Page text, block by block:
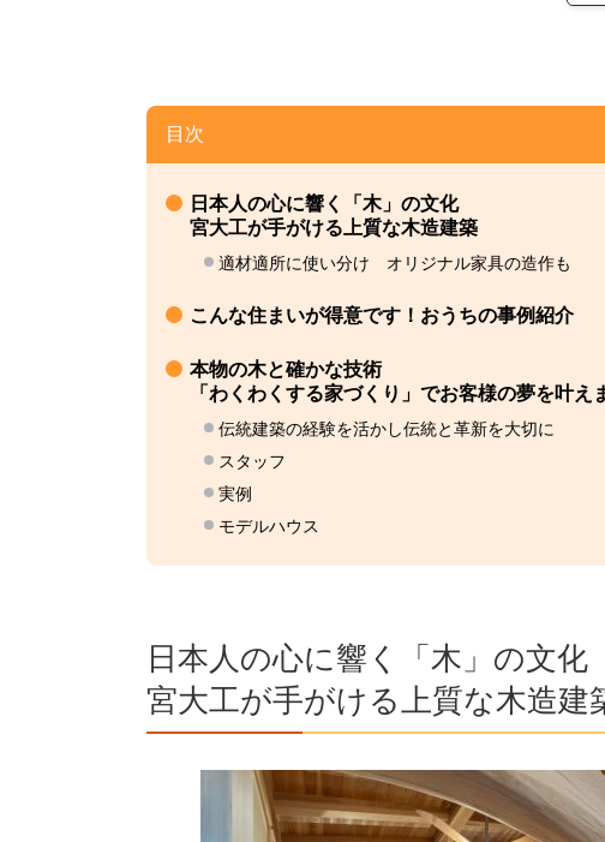
目次
日本人の心に響く「木」の文化
宮大工が手がける上質な木造建築
適材適所に使い分け オリジナル家具の造作も
こんな住まいが得意です！おうちの事例紹介
本物の木と確かな技術
「わくわくする家づくり」でお客様の夢を叶え
伝統建築の経験を活かし伝統と革新を大切に
スタッフ
実例
モデルハウス
日本人の心に響く「木」の文化
宮大工が手がける上質な木造建